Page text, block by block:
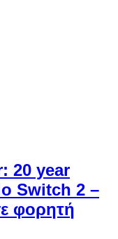
20 year
Switch 2 –
φορητή